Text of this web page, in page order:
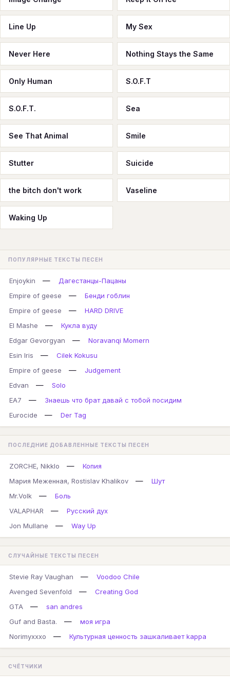
Line Up My Sex
Never Here Nothing Stays the Same
Only Human S.O.F.T
S.O.F.T. Sea
See That Animal Smile
Stutter Suicide
the bitch don't work Vaseline
Waking Up
ПОПУЛЯРНЫЕ ТЕКСТЫ ПЕСЕН
Enjoykin —
Дагестанцы-Пацаны
Empire of geese
—
Бенди гоблин
Empire of geese
—
HARD DRIVE
El Mashe
—
Кукла вуду
Edgar Gevorgyan
—
Noravanqi Momern
Esin Iris
—
Cilek Kokusu
Empire of geese
—
Judgement
Edvan
—
Solo
EA7
—
Знаешь что брат давай с тобой посидим
Eurocide
— Der Tag
ПОСЛЕДНИЕ ДОБАВЛЕННЫЕ ТЕКСТЫ ПЕСЕН
ZORCHE, Nikklo —
Копия
Мария Меженная, Rostislav Khalikov
—
Шут
Mr.Volk
—
Боль
VALAPHAR
—
Русский дух
Jon Mullane
— Way Up
СЛУЧАЙНЫЕ ТЕКСТЫ ПЕСЕН
Stevie Ray Vaughan —
Voodoo Chile
Avenged Sevenfold
—
Creating God
GTA
—
san andres
Guf and Basta.
—
моя игра
Norimyxxxo
— Культурная ценность зашкаливает kappa
СЧЁТЧИКИ